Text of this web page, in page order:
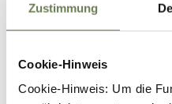
Zustimmung
Cookie-Hinweis
Cookie-Hinweis: Um die